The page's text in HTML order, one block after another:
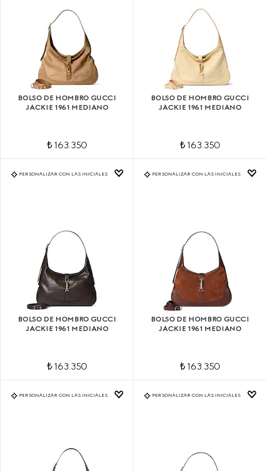
BOLSO DE HOMBRO GUCCI
JACKIE 1961 MEDIANO
₺ 163.350
BOLSO DE HOMBRO GUCCI
JACKIE 1961 MEDIANO
₺ 163.350
PERSONALIZAR CON LAS INICIALES
BOLSO DE HOMBRO GUCCI
JACKIE 1961 MEDIANO
₺ 163.350
PERSONALIZAR CON LAS INICIALES
BOLSO DE HOMBRO GUCCI
JACKIE 1961 MEDIANO
₺ 163.350
PERSONALIZAR CON LAS INICIALES PERSONALIZAR CON LAS INICIALES